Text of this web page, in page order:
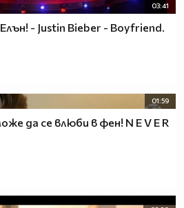
03:41
- Justin Bieber - Boyfriend.
01:59
да се влюби в фен! N E V E R